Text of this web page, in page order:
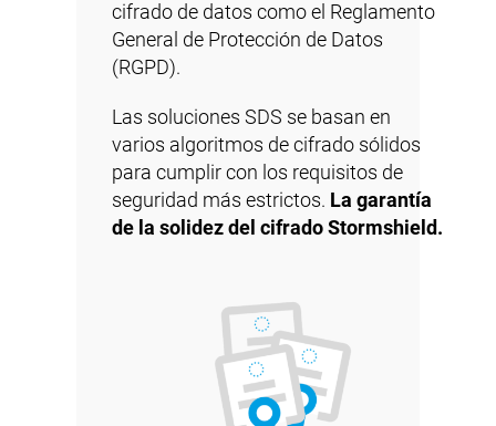
cifrado de datos como el Reglamento
General de Protección de Datos
(RGPD).
Las soluciones SDS se basan en
varios algoritmos de cifrado sólidos
para cumplir con los requisitos de
seguridad más estrictos. La garantía
de la solidez del cifrado Stormshield.